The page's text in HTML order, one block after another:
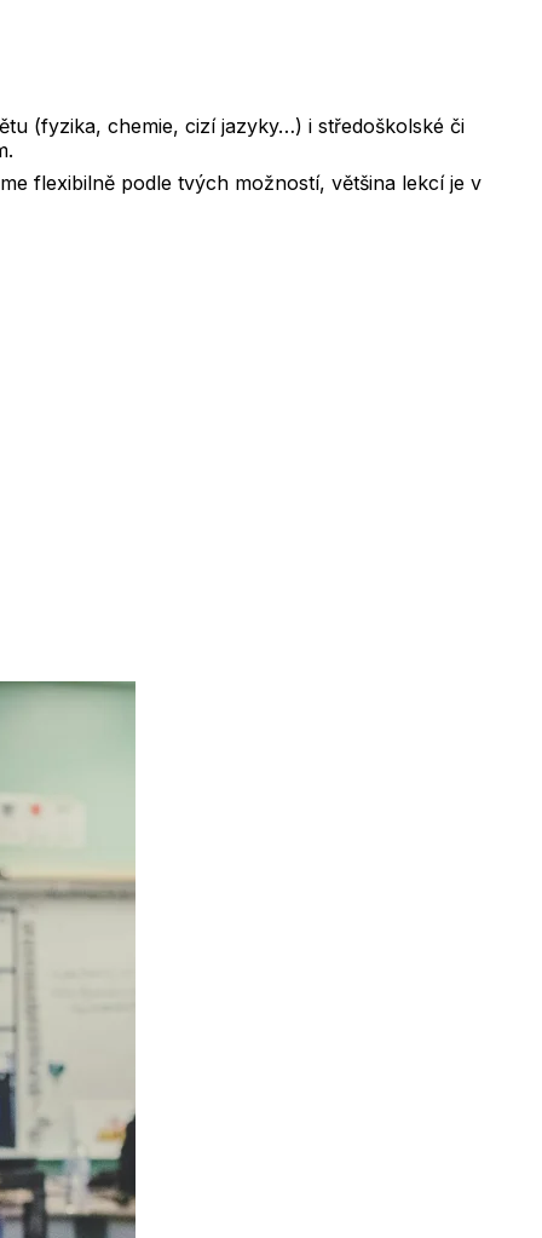
(fyzika, chemie, cizí jazyky…) i středoškolské či
flexibilně podle tvých možností, většina lekcí je v